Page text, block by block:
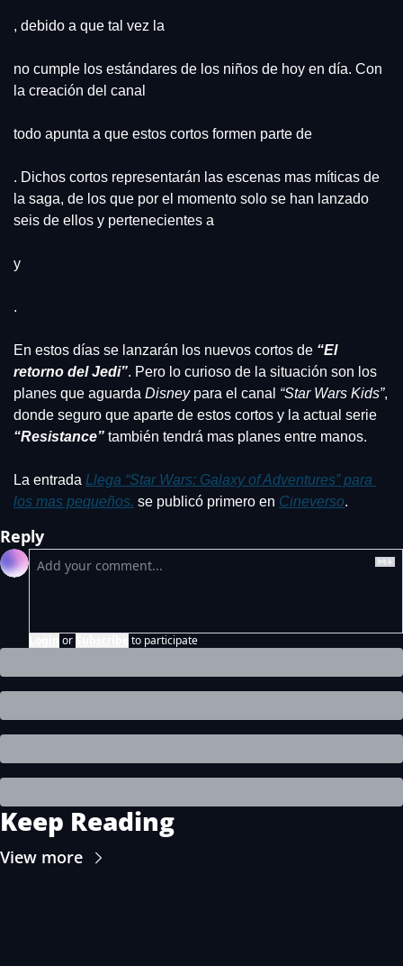
, debido a que tal vez la
no cumple los estándares de los niños de hoy en día. Con
la creación del canal
todo apunta a que estos cortos formen parte de
. Dichos cortos representarán las escenas mas míticas de
la saga, de los que por el momento solo se han lanzado
seis de ellos y pertenecientes a
y
.
En estos días se lanzarán los nuevos cortos de “El
retorno del Jedi”. Pero lo curioso de la situación son los
planes que aguarda Disney para el canal “Star Wars Kids”,
“Resistance” también tendrá mas planes entre manos.
La entrada Llega “Star Wars: Galaxy of Adventures” para
los mas pequeños. se publicó primero en Cineverso.
Reply
or to participate
Keep Reading
View more